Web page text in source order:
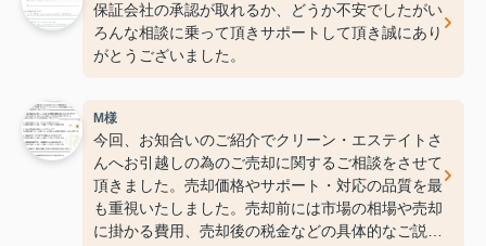
保証会社の承認が取れるか、どうか不安でしたがい
ろんな相談に乗って頂きサポートして頂き誠にあり
がとうございました。
M様
今回、お知合いのご紹介でクリーン・エステイトさ
んへお引越しの為のご売却に関するご相談をさせて
頂きました。売却価格やサポート・対応の品質を最
も重視いたしました。売却前には市場の相場や売却
に掛かる費用、売却後の税金などの具体的なご説明